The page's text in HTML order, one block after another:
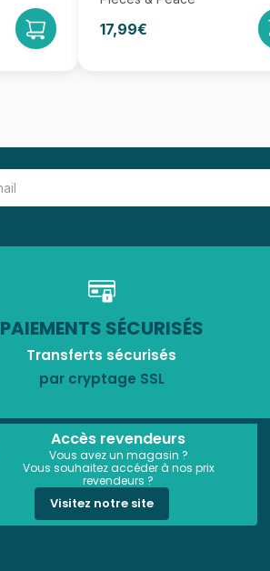
17,99€
PAIEMENTS SÉCURISÉS
Transferts sécurisés
par cryptage SSL
Accès revendeurs
Vous avez un magasin ?
Vous souhaitez accéder à nos prix
revendeurs ?
Visitez notre site